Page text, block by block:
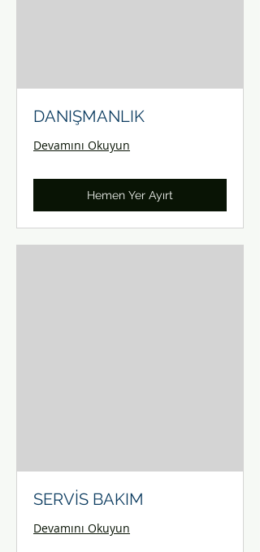
DANIŞMANLIK
Devamını Okuyun
Hemen Yer Ayırt
SERVİS BAKIM
Devamını Okuyun